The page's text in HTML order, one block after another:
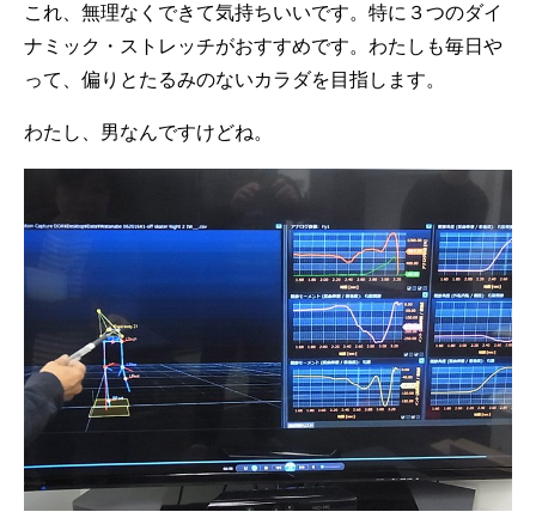
これ、無理なくできて気持ちいいです。特に３つのダイ
ナミック・ストレッチがおすすめです。わたしも毎日や
って、偏りとたるみのないカラダを目指します。
わたし、男なんですけどね。